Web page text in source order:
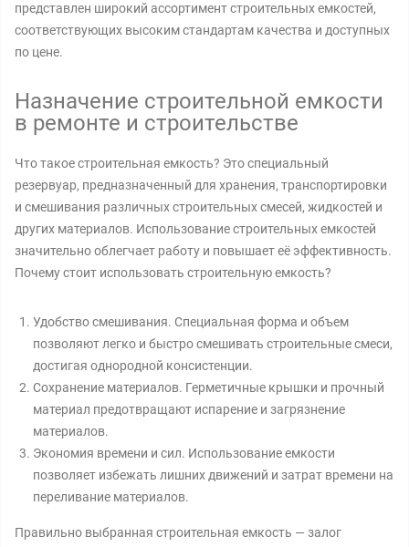
представлен широкий ассортимент строительных емкостей,
соответствующих высоким стандартам качества и доступных
по цене.
Назначение строительной емкости
в ремонте и строительстве
Что такое строительная емкость? Это специальный
резервуар, предназначенный для хранения, транспортировки
и смешивания различных строительных смесей, жидкостей и
других материалов. Использование строительных емкостей
значительно облегчает работу и повышает её эффективность.
Почему стоит использовать строительную емкость?
Удобство смешивания. Специальная форма и объем
позволяют легко и быстро смешивать строительные смеси,
достигая однородной консистенции.
Сохранение материалов. Герметичные крышки и прочный
материал предотвращают испарение и загрязнение
материалов.
Экономия времени и сил. Использование емкости
позволяет избежать лишних движений и затрат времени на
переливание материалов.
Правильно выбранная строительная емкость — залог